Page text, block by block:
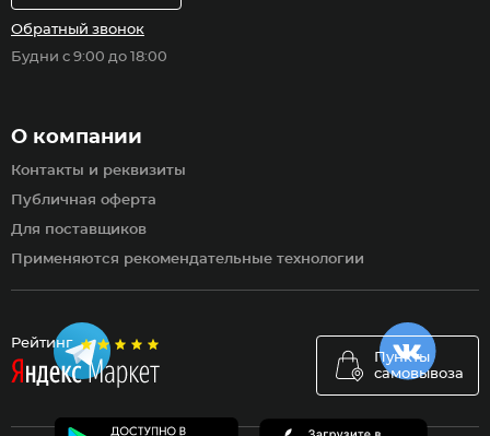
Рейтинг
Пункты
самовывоза
О компании
Контакты и реквизиты
Публичная оферта
Для поставщиков
Применяются рекомендательные технологии
Обратный звонок
Будни с 9:00 до 18:00